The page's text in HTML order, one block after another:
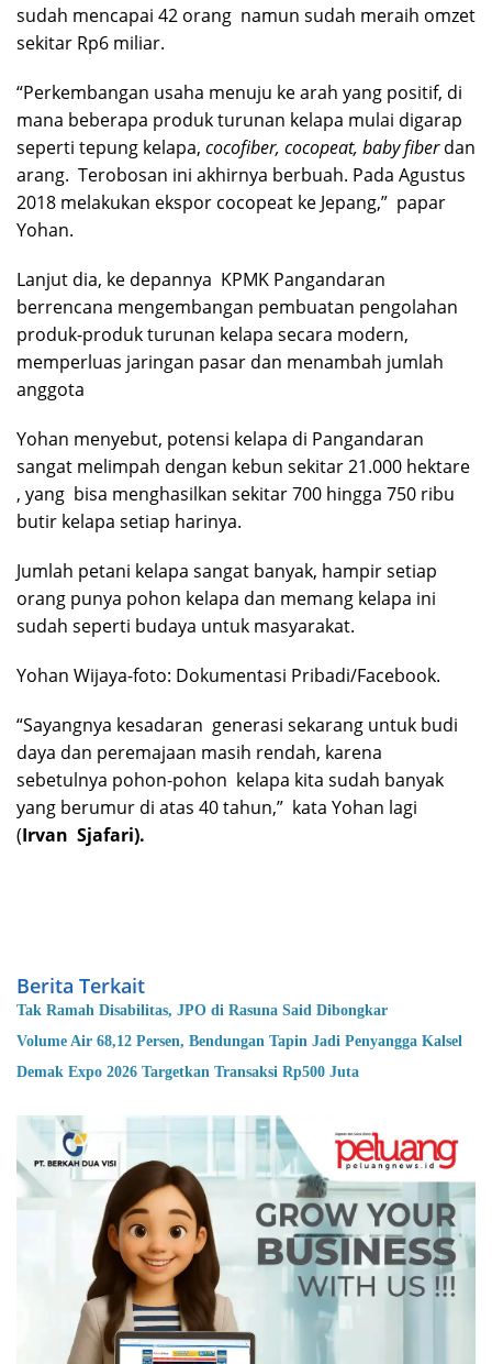
sudah mencapai 42 orang namun sudah meraih omzet
sekitar Rp6 miliar.
“Perkembangan usaha menuju ke arah yang positif, di
mana beberapa produk turunan kelapa mulai digarap
seperti tepung kelapa, cocofiber, cocopeat, baby fiberdan
arang. Terobosan ini akhirnya berbuah. Pada Agustus
2018 melakukan ekspor cocopeat ke Jepang,” papar
Yohan.
Lanjut dia, ke depannya KPMK Pangandaran
berrencana mengembangan pembuatan pengolahan
produk-produk turunan kelapa secara modern,
memperluas jaringan pasar dan menambah jumlah
anggota
Yohan menyebut, potensi kelapa di Pangandaran
sangat melimpah dengan kebun sekitar 21.000 hektare
, yang bisa menghasilkan sekitar 700 hingga 750 ribu
butir kelapa setiap harinya.
Jumlah petani kelapa sangat banyak, hampir setiap
orang punya pohon kelapa dan memang kelapa ini
sudah seperti budaya untuk masyarakat.
Yohan Wijaya-foto: Dokumentasi Pribadi/Facebook.
“Sayangnya kesadaran generasi sekarang untuk budi
daya dan peremajaan masih rendah, karena
sebetulnya pohon-pohon kelapa kita sudah banyak
yang berumur di atas 40 tahun,” kata Yohan lagi
(Irvan Sjafari).
Berita Terkait
Tak Ramah Disabilitas, JPO di Rasuna Said Dibongkar
Volume Air 68,12 Persen, Bendungan Tapin Jadi Penyangga Kalsel
Demak Expo 2026 Targetkan Transaksi Rp500 Juta